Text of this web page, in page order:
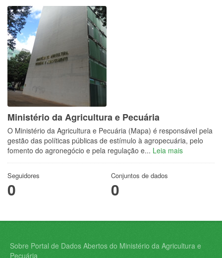
Ministério da Agricultura e Pecuária
O Ministério da Agricultura e Pecuária (Mapa) é responsável pela
gestão das políticas públicas de estímulo à agropecuária, pelo
fomento do agronegócio e pela regulação e... Leia mais
Seguidores
0
Conjuntos de dados
0
Sobre Portal de Dados Abertos do Ministério da Agricultura e
Pecuária